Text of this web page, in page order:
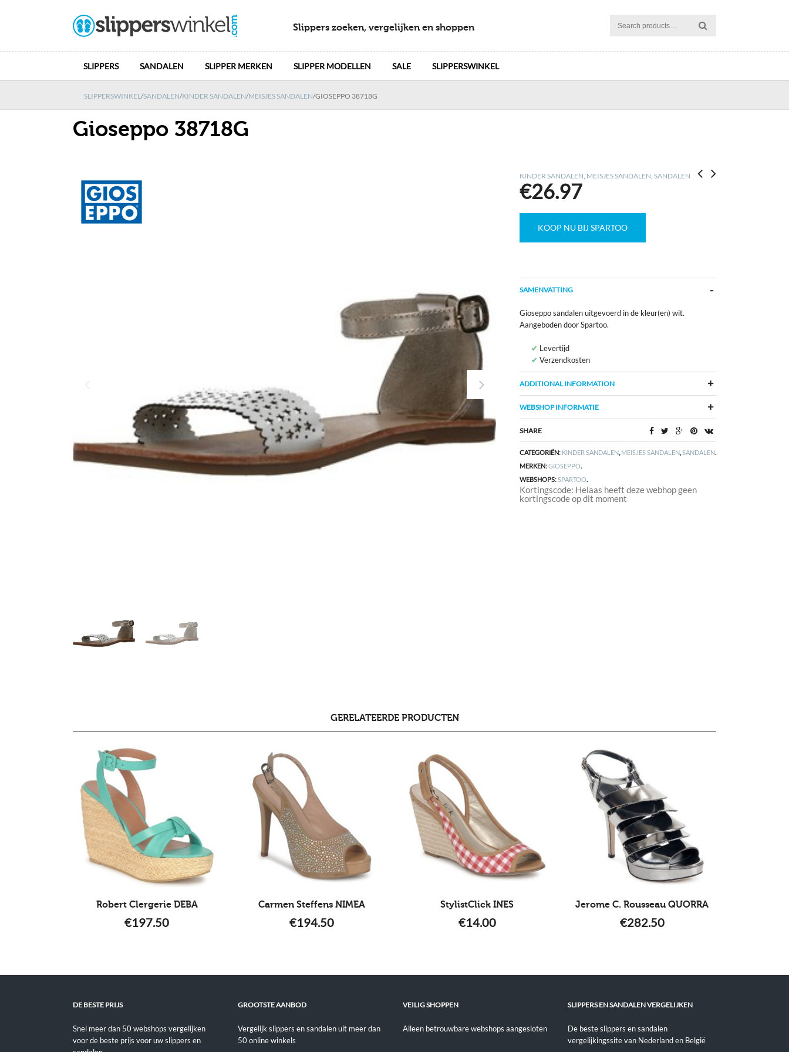
Slippers zoeken, vergelijken en shoppen
SLIPPERS SANDALEN SLIPPER MERKEN SLIPPER MODELLEN SALE SLIPPERSWINKEL
SLIPPERSWINKEL/SANDALEN/KINDER SANDALEN/MEISJES SANDALEN/GIOSEPPO 38718G
Gioseppo 38718G
KINDER SANDALEN, MEISJES SANDALEN, SANDALEN
€26.97
KOOP NU BIJ SPARTOO
SAMENVATTING
Gioseppo sandalen uitgevoerd in de kleur(en) wit.
Aangeboden door Spartoo.
Levertijd
Verzendkosten
ADDITIONAL INFORMATION
WEBSHOP INFORMATIE
SHARE
CATEGORIËN: KINDER SANDALEN, MEISJES SANDALEN,SANDALEN.
MERKEN:GIOSEPPO.
WEBSHOPS:SPARTOO.
Kortingscode: Helaas heeft deze webhop geen
kortingscode op dit moment
GERELATEERDE PRODUCTEN
Robert Clergerie DEBA
€197.50
Carmen Steffens NIMEA
€194.50
StylistClick INES
€14.00
Jerome C. Rousseau QUORRA
€282.50
DE BESTE PRIJS
Snel meer dan 50 webshops vergelijken
voor de beste prijs voor uw slippers en
GROOTSTE AANBOD
Vergelijk slippers en sandalen uit meer dan
50 online winkels
VEILIG SHOPPEN
Alleen betrouwbare webshops aangesloten
SLIPPERS EN SANDALEN VERGELIJKEN
De beste slippers en sandalen
vergelijkingssite van Nederland en België